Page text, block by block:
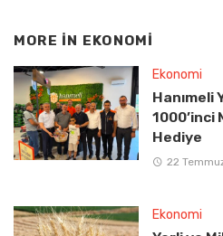
MORE IN EKONOMI
Ekonomi
Hanımeli
Hediye
22
Ekonomi